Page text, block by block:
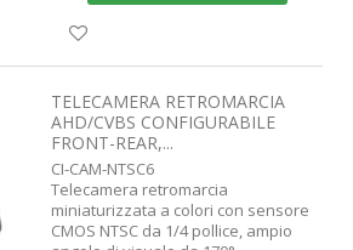
TELECAMERA RETROMARCIA
AHD/CVBS CONFIGURABILE
FRONT-REAR,...
CI-CAM-NTSC6
Telecamera retromarcia
miniaturizzata a colori con sensore
CMOS NTSC da 1/4 pollice, ampio